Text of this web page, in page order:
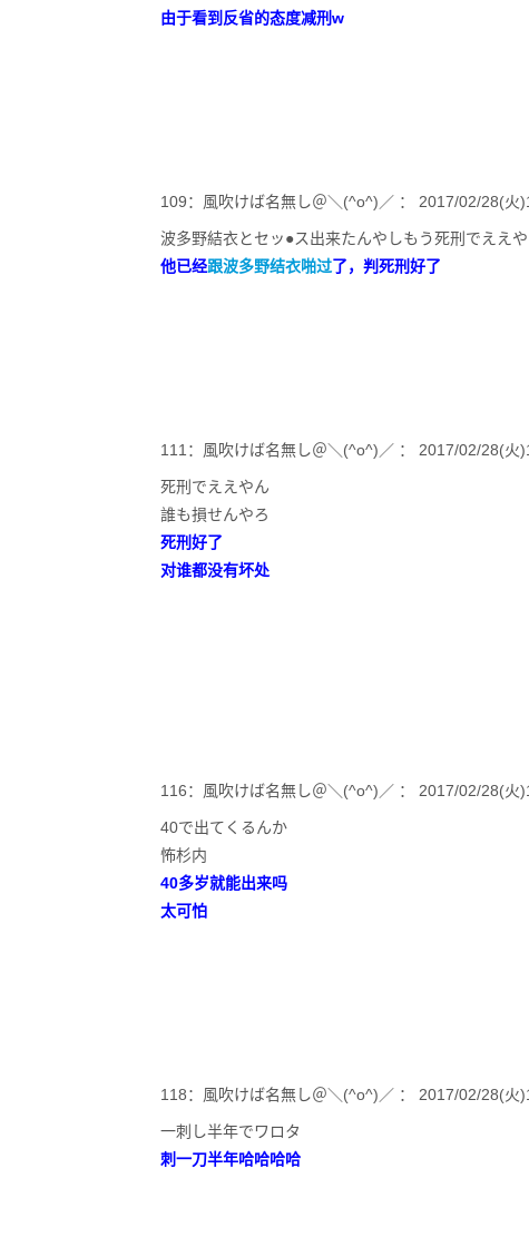
由于看到反省的态度减刑w
109：風吹けば名無し＠＼(^o^)／ ： 2017/02/28(
波多野結衣とセッ●ス出来たんやしもう死刑でええや
他已经跟波多野结衣啪过了，判死刑好了
111：風吹けば名無し＠＼(^o^)／ ： 2017/02/28(
死刑でええやん
誰も損せんやろ
死刑好了
对谁都没有坏处
116：風吹けば名無し＠＼(^o^)／ ： 2017/02/28(
40で出てくるんか
怖杉内
40多岁就能出来吗
太可怕
118：風吹けば名無し＠＼(^o^)／ ： 2017/02/28(火
一刺し半年でワロタ
刺一刀半年哈哈哈哈